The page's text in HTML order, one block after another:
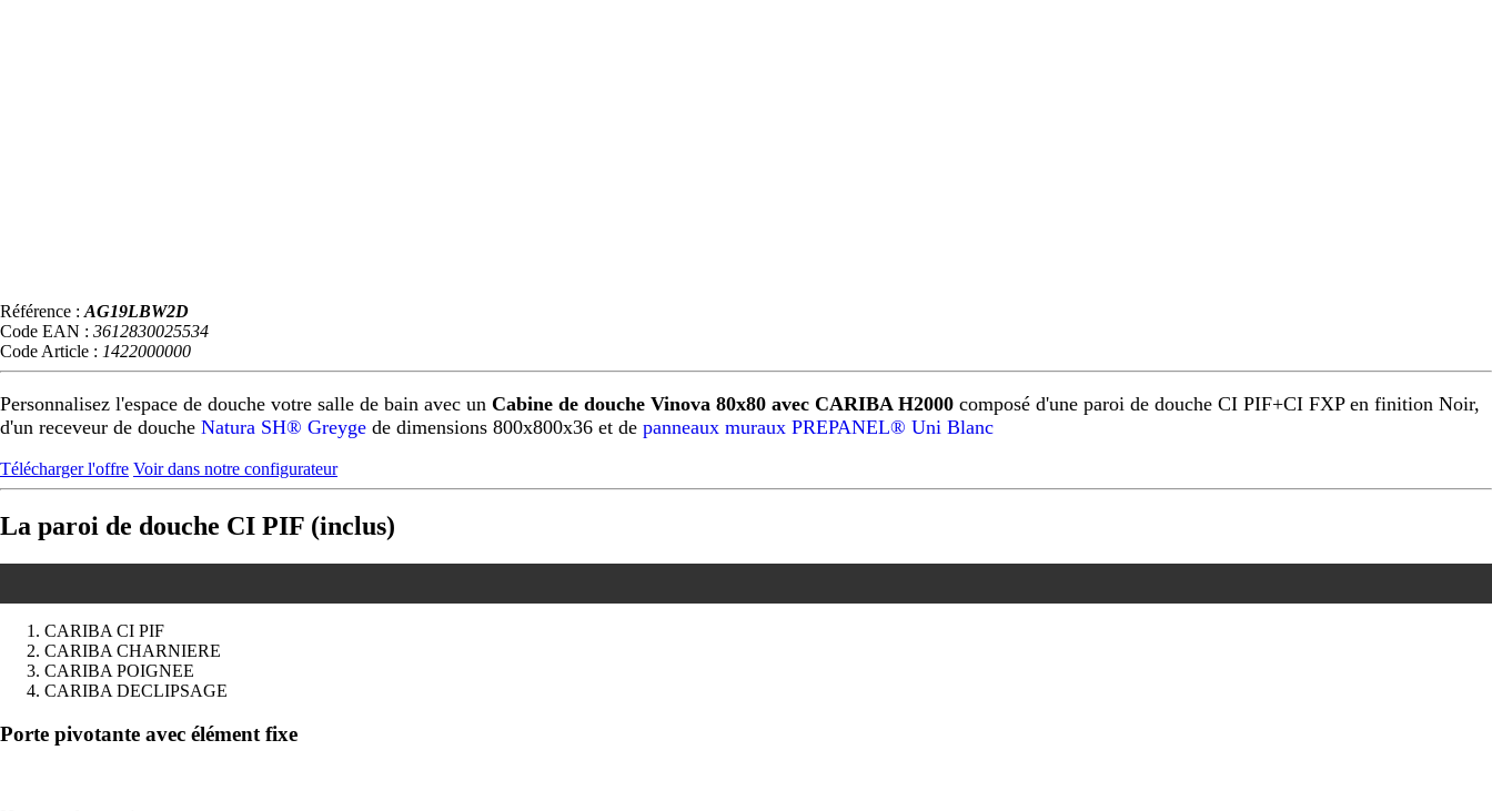
Référence : AG19LBW2D
Code EAN : 3612830025534
Code Article : 1422000000
Personnalisez l'espace de douche votre salle de bain avec un Cabine de douche Vinova 80x80 avec CARIBA H2000 composé d'une paroi de douche CI PIF+CI FXP en finition Noir,
d'un receveur de douche Natura SH® Greyge de dimensions 800x800x36 et de panneaux muraux PREPANEL® Uni Blanc
Télécharger l'offre Voir dans notre configurateur
La paroi de douche CI PIF (inclus)
CARIBA CI PIF
CARIBA CHARNIERE
CARIBA POIGNEE
CARIBA DECLIPSAGE
Précédent
Suivant
Porte pivotante avec élément fixe